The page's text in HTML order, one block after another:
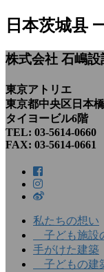
日本茨城县
株式会社 石嶋設
東京アトリエ
東京都中央区日本
タイヨービル6階
TEL: 03-5614-0660
FAX: 03-5614-0661
私たちの想い
子ども施設
手がけた建築
子どもの建